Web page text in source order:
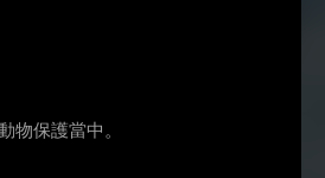
保護當中。